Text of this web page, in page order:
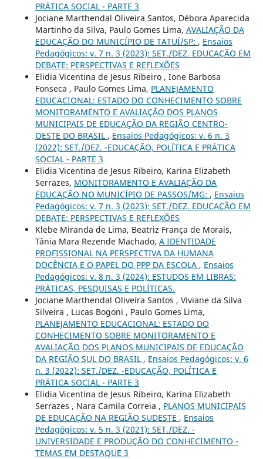
PRÁTICA SOCIAL - PARTE 3
Jociane Marthendal Oliveira Santos, Débora Aparecida
Martinho da Silva, Paulo Gomes Lima, AVALIAÇÃO DA
EDUCAÇÃO DO MUNICÍPIO DE TATUÍ/SP: , Ensaios
Pedagógicos: v. 7 n. 3 (2023): SET./DEZ. EDUCAÇÃO EM
DEBATE: PERSPECTIVAS E REFLEXÕES
Elidia Vicentina de Jesus Ribeiro , Ione Barbosa
Fonseca , Paulo Gomes Lima, PLANEJAMENTO
EDUCACIONAL: ESTADO DO CONHECIMENTO SOBRE
MONITORAMENTO E AVALIAÇÃO DOS PLANOS
MUNICIPAIS DE EDUCAÇÃO DA REGIÃO CENTRO-
OESTE DO BRASIL , Ensaios Pedagógicos: v. 6 n. 3
(2022): SET./DEZ. -EDUCAÇÃO, POLÍTICA E PRÁTICA
SOCIAL - PARTE 3
Elidia Vicentina de Jesus Ribeiro, Karina Elizabeth
Serrazes, MONITORAMENTO E AVALIAÇÃO DA
EDUCAÇÃO NO MUNICÍPIO DE PASSOS/MG: , Ensaios
Pedagógicos: v. 7 n. 3 (2023): SET./DEZ. EDUCAÇÃO EM
DEBATE: PERSPECTIVAS E REFLEXÕES
Klebe Miranda de Lima, Beatriz França de Morais,
Tânia Mara Rezende Machado, A IDENTIDADE
PROFISSIONAL NA PERSPECTIVA DA HUMANA
DOCÊNCIA E O PAPEL DO PPP DA ESCOLA , Ensaios
Pedagógicos: v. 8 n. 3 (2024): ESTUDOS EM LIBRAS:
PRÁTICAS, PESQUISAS E POLÍTICAS.
Jociane Marthendal Oliveira Santos , Viviane da Silva
Silveira , Lucas Bogoni , Paulo Gomes Lima,
PLANEJAMENTO EDUCACIONAL: ESTADO DO
CONHECIMENTO SOBRE MONITORAMENTO E
AVALIAÇÃO DOS PLANOS MUNICIPAIS DE EDUCAÇÃO
DA REGIÃO SUL DO BRASIL , Ensaios Pedagógicos: v. 6
n. 3 (2022): SET./DEZ. -EDUCAÇÃO, POLÍTICA E
PRÁTICA SOCIAL - PARTE 3
Elidia Vicentina de Jesus Ribeiro, Karina Elizabeth
Serrazes , Nara Camila Correia , PLANOS MUNICIPAIS
DE EDUCAÇÃO NA REGIÃO SUDESTE , Ensaios
Pedagógicos: v. 5 n. 3 (2021): SET./DEZ. -
UNIVERSIDADE E PRODUÇÃO DO CONHECIMENTO -
TEMAS EM DESTAQUE 3